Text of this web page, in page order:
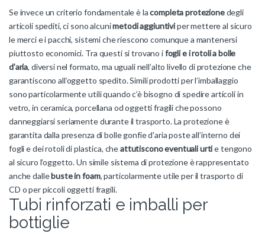
Se invece un criterio fondamentale è lacompleta protezionedegli
articoli spediti, ci sono alcunimetodi aggiuntiviper mettere al sicuro
le merci e i pacchi, sistemi che riescono comunque a mantenersi
piuttosto economici. Tra questi si trovano ifogli e i rotoli a bolle
d’aria, diversi nel formato, ma uguali nell’alto livello di protezione che
garantiscono all’oggetto spedito. Simili prodotti per l’imballaggio
sono particolarmente utili quando c’è bisogno di spedire articoli in
vetro, in ceramica, porcellana od oggetti fragili che possono
danneggiarsi seriamente durante il trasporto. La protezione è
garantita dalla presenza di bolle gonfie d'aria poste all’interno dei
fogli e dei rotoli di plastica, cheattutiscono eventuali urtie tengono
al sicuro l’oggetto. Un simile sistema di protezione è rappresentato
anche dallebuste in foam, particolarmente utile per il trasporto di
CD o per piccoli oggetti fragili.
Tubi rinforzati e imballi per
bottiglie